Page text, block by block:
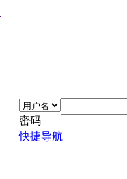
密码
快捷导航